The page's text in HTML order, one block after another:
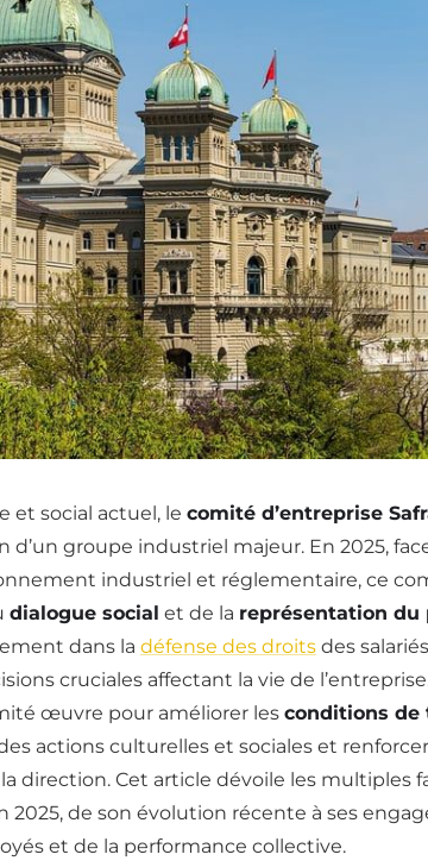
et social actuel, le comité d’entreprise
d’un groupe industriel majeur. En 2025,
industriel et réglementaire, ce
dialogue social et de la représentation du
dans la défense des droits des
cruciales affectant la vie de
œuvre pour améliorer les conditions de
actions culturelles et sociales et
la direction. Cet article dévoile les multiples
2025, de son évolution récente à ses
et de la performance collective.